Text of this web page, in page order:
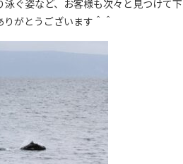
泳ぐ姿など、お客様も次々と見つけて
がとうございます＾＾